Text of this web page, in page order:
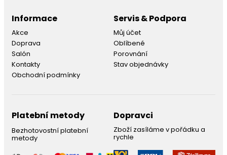
Informace
Akce
Doprava
Salón
Kontakty
Obchodní podmínky
Servis & Podpora
Můj účet
Oblíbené
Porovnání
Stav objednávky
Platební metody
Bezhotovostní platební
metody
Dopravci
Zboží zasíláme v pořádku a
rychle